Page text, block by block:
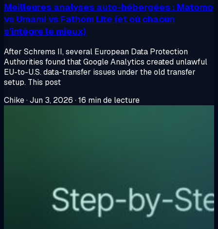
Meilleures analyses auto-hébergées : Matomo
vs Umami vs Fathom Lite (et où chacun
s'intègre le mieux)
After Schrems II, several European Data Protection
Authorities found that Google Analytics created unlawful
EU-to-U.S. data-transfer issues under the old transfer
setup. This post
Chike·Jun 3, 2026 ·16 min de lecture